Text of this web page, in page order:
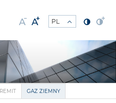
REMIT GAZ ZIEMNY